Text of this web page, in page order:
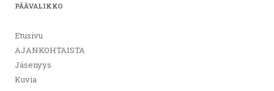
PÄÄVALIKKO
Etusivu
AJANKOHTAISTA
Jäsenyys
Kuvia